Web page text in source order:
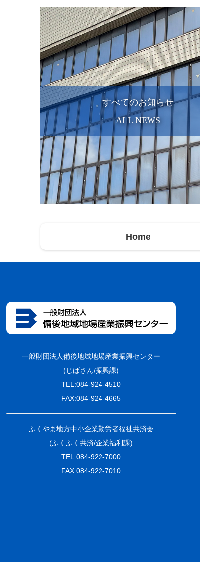
すべてのお知らせ
ALL NEWS
Home
一般財団法人備後地域地場産業振興センター
(じばさん/振興課)
TEL:084-924-4510
FAX:084-924-4665
ふくやま地方中小企業勤労者福祉共済会
(ふくふく共済/企業福利課)
TEL:084-922-7000
FAX:084-922-7010